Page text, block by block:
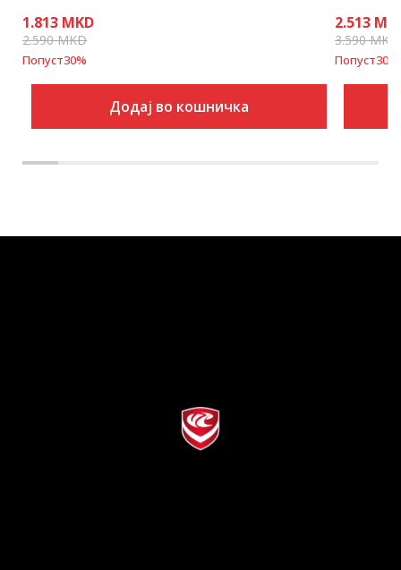
1.813 MKD
2.590MKD
Попуст30%
Додај во кошничка
2.513
3.590MKD
Попуст30